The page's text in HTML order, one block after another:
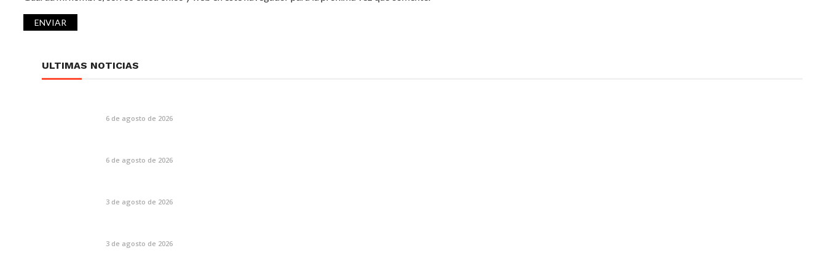
ULTIMAS NOTICIAS
6 de agosto de 2026
6 de agosto de 2026
3 de agosto de 2026
3 de agosto de 2026